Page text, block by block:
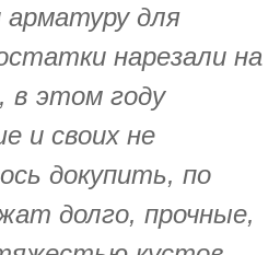
для
нарезали на
в этом году
и своих не
докупить, по
долго, прочные,